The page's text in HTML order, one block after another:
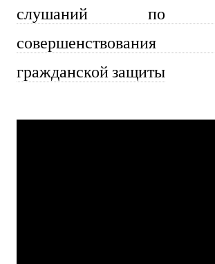
слушаний по
совершенствования
гражданской защиты